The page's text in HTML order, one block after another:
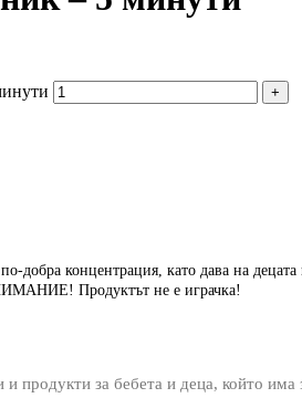
добра концентрация, като дава на
Продуктът не е играчка!
продукти за бебета и деца, който